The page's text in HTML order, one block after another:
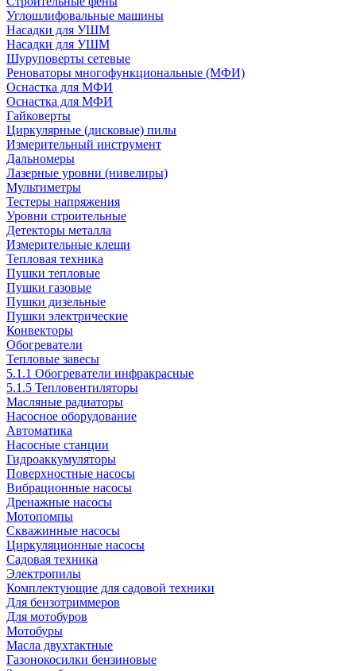
Углошлифовальные машины
Насадки для УШМ
Насадки для УШМ
Шуруповерты сетевые
Реноваторы многофункциональные (МФИ)
Оснастка для МФИ
Оснастка для МФИ
Гайковерты
Циркулярные (дисковые) пилы
Измерительный инструмент
Дальномеры
Лазерные уровни (нивелиры)
Мультиметры
Тестеры напряжения
Уровни строительные
Детекторы металла
Измерительные клещи
Тепловая техника
Пушки тепловые
Пушки газовые
Пушки дизельные
Пушки электрические
Конвекторы
Обогреватели
Тепловые завесы
5.1.1 Обогреватели инфракрасные
5.1.5 Тепловентиляторы
Масляные радиаторы
Насосное оборудование
Автоматика
Насосные станции
Гидроаккумуляторы
Поверхностные насосы
Вибрационные насосы
Дренажные насосы
Мотопомпы
Скважинные насосы
Циркуляционные насосы
Садовая техника
Электропилы
Комплектующие для садовой техники
Для бензотриммеров
Для мотобуров
Мотобуры
Масла двухтактные
Газонокосилки бензиновые